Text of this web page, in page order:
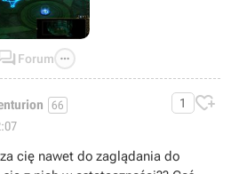
 Forum 
66 1 
cię nawet do zaglądania do